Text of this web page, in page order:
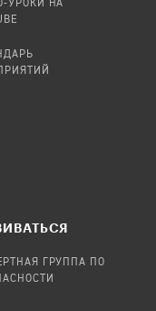
УРОКИ НА
ГРУППА ПО